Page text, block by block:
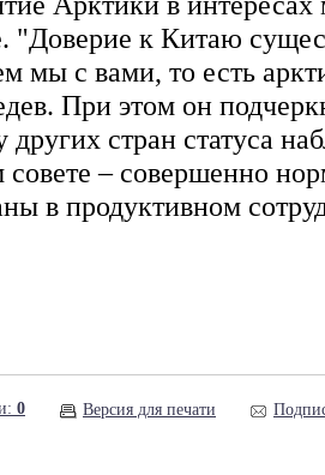
"Доверие к Китаю
мы с вами, то есть
При этом он
стран статуса
совете – совершенно
в продуктивном
0 Версия для печати